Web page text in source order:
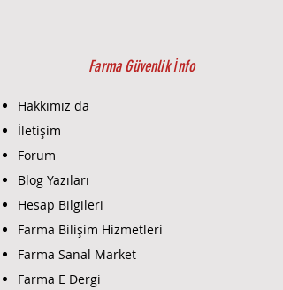
Farma Güvenlik İnfo
Hakkımız da
İletişim
Forum
Blog Yazıları
Hesap Bilgileri
Farma Bilişim Hizmetleri
Farma Sanal Market
Farma E Dergi